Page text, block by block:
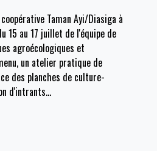
Taman Ayi/Diasiga à
15 au 17 juillet de l'équipe de
agroécologiques et
un atelier pratique de
des planches de culture-
d'intrants…